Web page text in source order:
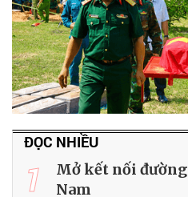
ĐỌC NHIỀU
1
Mở kết nối đường
Nam